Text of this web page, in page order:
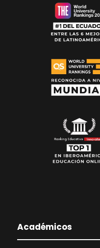
Académicos